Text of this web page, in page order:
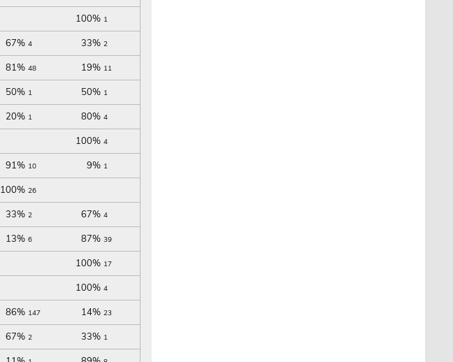
100% 1
67% 4 33% 2
81% 48 19% 11
50% 1 50% 1
20% 1 80% 4
100% 4
91% 10 9% 1
100% 26
33% 2 67% 4
13% 6 87% 39
100% 17
100% 4
86% 147 14% 23
67% 2 33% 1